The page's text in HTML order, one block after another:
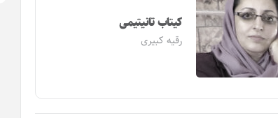
کیتاب تانیتیمی
رقیه کبیری